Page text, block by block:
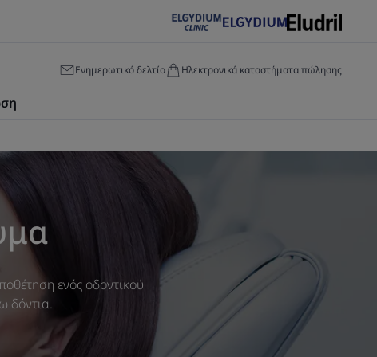
Ενημερωτικό δελτίο Ηλεκτρονικά καταστήματα πώλησης
ενός οδοντικού
δόντια.